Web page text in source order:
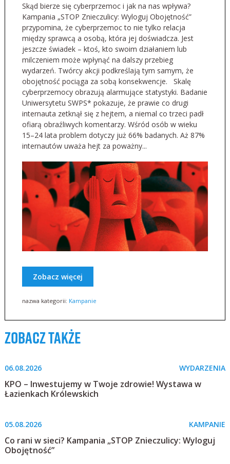
Skąd bierze się cyberprzemoc i jak na nas wpływa?
Kampania „STOP Znieczulicy: Wyloguj Obojętność”
przypomina, że cyberprzemoc to nie tylko relacja
między sprawcą a osobą, która jej doświadcza. Jest
jeszcze świadek – ktoś, kto swoim działaniem lub
milczeniem może wpłynąć na dalszy przebieg
wydarzeń. Twórcy akcji podkreślają tym samym, że
obojętność pociąga za sobą konsekwencje. Skalę
cyberprzemocy obrazują alarmujące statystyki. Badanie
Uniwersytetu SWPS* pokazuje, że prawie co drugi
internauta zetknął się z hejtem, a niemal co trzeci padł
ofiarą obraźliwych komentarzy. Wśród osób w wieku
15–24 lata problem dotyczy już 66% badanych. Aż 87%
internautów uważa hejt za poważny...
Zobacz więcej
nazwa kategorii: Kampanie
zobacz także
06.08.2026 WYDARZENIA
KPO – Inwestujemy w Twoje zdrowie! Wystawa w
Łazienkach Królewskich
05.08.2026 KAMPANIE
Co rani w sieci? Kampania „STOP Znieczulicy: Wyloguj
Obojętność”